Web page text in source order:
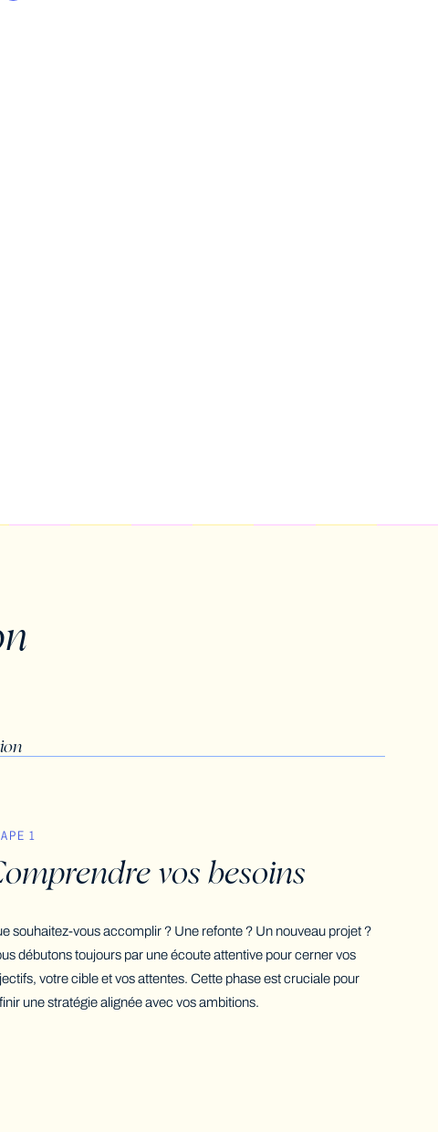
1
vos besoins
souhaitez-vous accomplir ? Une refonte ? Un nouveau projet ?
débutons toujours par une écoute attentive pour cerner vos
votre cible et vos attentes. Cette phase est cruciale pour
une stratégie alignée avec vos ambitions.